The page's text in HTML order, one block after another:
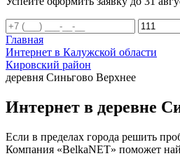
Главная
Интернет в Калужской области
Кировский район
деревня Синьгово Верхнее
Интернет в деревне
Если в пределах города решить
Компания «BelkaNET» поможет